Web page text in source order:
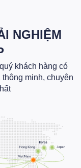
NGHIỆM
khách hàng có
minh, chuyên